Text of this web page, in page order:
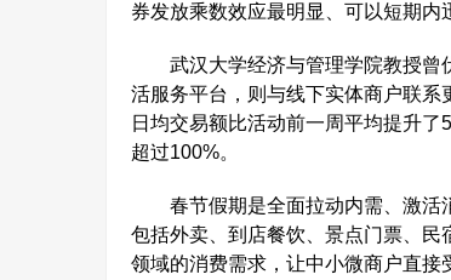
券发放乘数效应最明显、可以短期内
武汉大学经济与管理学院教授曾
活服务平台，则与线下实体商户联
日均交易额比活动前一周平均提升
超过100%。
春节假期是全面拉动内需、激活
包括外卖、到店餐饮、景点门票、民
领域的消费需求，让中小微商户直接